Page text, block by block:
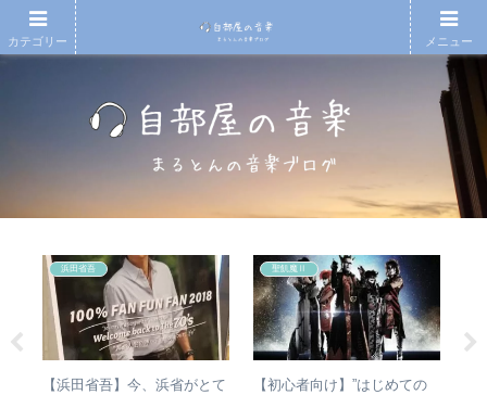
浜田省吾
【浜田省吾】今、浜省がとて
聖飢魔Ⅱ
【初心者向け】”はじめての
カテゴリー メニュー